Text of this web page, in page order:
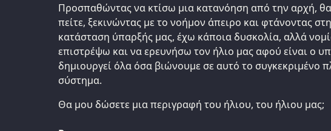
Προσπαθώντας να κτίσω μια κατανόηση από την αρχή,
πείτε, ξεκινώντας με το νοήμον άπειρο και φτάνοντας
κατάσταση ύπαρξής μας, έχω κάποια δυσκολία, αλλά
επιστρέψω και να ερευνήσω τον ήλιο μας αφού είναι ο
δημιουργεί όλα όσα βιώνουμε σε αυτό το συγκεκριμένο
σύστημα.
Θα μου δώσετε μια περιγραφή του ήλιου, του ήλιου μας;